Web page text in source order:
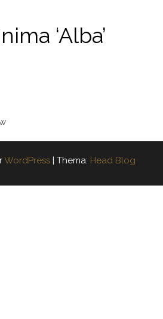
‘Alba’
WordPress | Thema: Head Blog